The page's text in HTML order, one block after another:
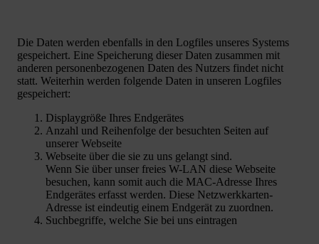
Die Daten werden ebenfalls in den Logfiles unseres Systems
gespeichert. Eine Speicherung dieser Daten zusammen mit
anderen personenbezogenen Daten des Nutzers findet nicht
statt. Weiterhin werden folgende Daten in unseren Logfiles
gespeichert:
Displaygröße Ihres Endgerätes
Anzahl und Reihenfolge der besuchten Seiten auf
unserer Webseite
Webseite über die sie zu uns gelangt sind.
Wenn Sie über unser freies W-LAN diese Webseite
besuchen, kann somit auch die MAC-Adresse Ihres
Endgerätes erfasst werden. Diese Netzwerkkarten-
Adresse ist eindeutig einem Endgerät zu zuordnen.
Suchbegriffe, welche Sie bei uns eintragen